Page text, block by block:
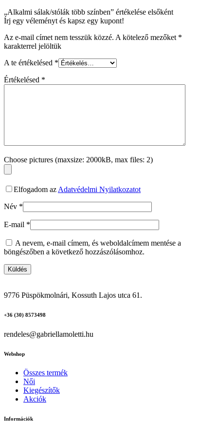
„Alkalmi sálak/stólák több színben” értékelése elsőként
Írj egy véleményt és kapsz egy kupont!
Az e-mail címet nem tesszük közzé. A kötelező mezőket *
karakterrel jelöltük
A te értékelésed *
Értékelésed *
Choose pictures (maxsize: 2000kB, max files: 2)
Elfogadom az Adatvédelmi Nyilatkozatot
Név *
E-mail *
A nevem, e-mail címem, és weboldalcímem mentése a
böngészőben a következő hozzászólásomhoz.
9776 Püspökmolnári, Kossuth Lajos utca 61.
+36 (30) 8573498
rendeles@gabriellamoletti.hu
Webshop
Összes termék
Női
Kiegészítők
Akciók
Információk